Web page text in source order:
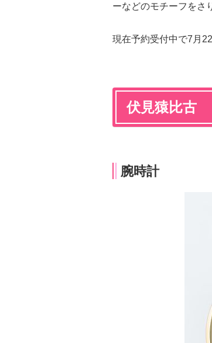
ーなどのモチーフをさ
現在予約受付中で7月
伏見猿比古
腕時計